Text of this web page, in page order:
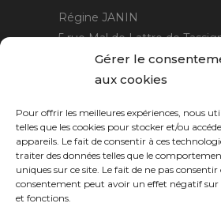
Gérer le
aux cookies
Pour offrir les meilleures expériences, nous
telles que les cookies pour stocker et/ou
appareils. Le fait de consentir à ces
traiter des données telles que le
uniques sur ce site. Le fait de ne pas
consentement peut avoir un effet négatif sur
et fonctions.
Régine JANIN
5 rue Mal de Lattre de
21220 Gevrey Chambertin
06 15 15 80 29
Horaires :sur rendez-vous.